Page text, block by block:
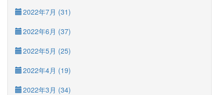
2022年7月 (31)
2022年6月 (37)
2022年5月 (25)
2022年4月 (19)
2022年3月 (34)